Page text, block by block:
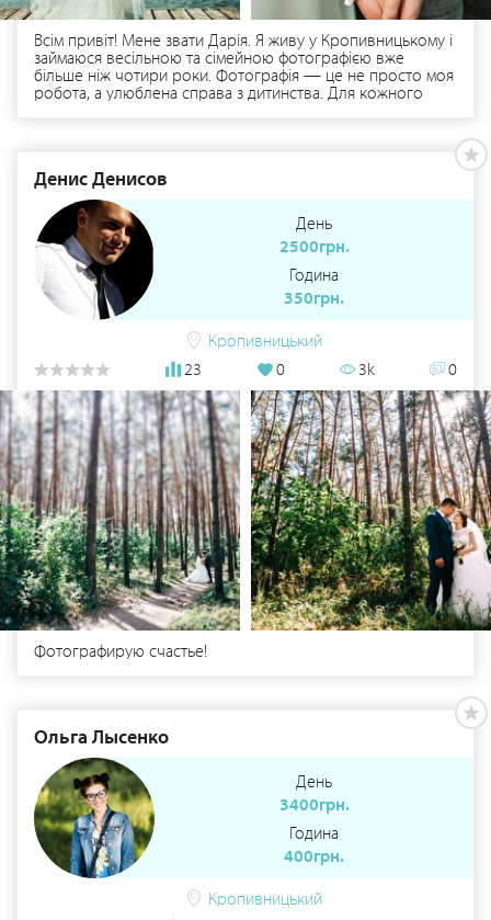
Всім привіт! Мене звати Дарія. Я живу у Кропивницькому і
займаюся весільною та сімейною фотографією вже
більше ніж чотири роки. Фотографія — це не просто моя
робота, а улюблена справа з дитинства. Для кожного
Денис Денисов
День
2500грн.
Година
350грн.
Кропивницький
23
0 3k 0
Фотографирую счастье!
Ольга Лысенко
День
3400грн.
Година
400грн.
Кропивницький